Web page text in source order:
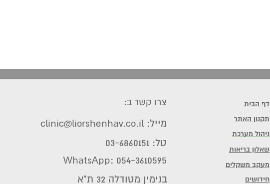
דף הבית
תקנון האתר
ניהול מערכת
שאלון בריאות
מעקב משקלים
חידושים
בנימין מטודלה 32 ת"א
צרו קשר ב:
מייל: clinic@liorshenhav.co.il
טל: 03-6860151
WhatsApp: 054-3610595